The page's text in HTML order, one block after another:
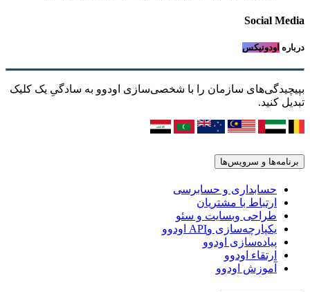
Social Media
درباره اودونیکس
بپیچیدگی‌های سازمان را با شخصی‌سازی اودوو به سادگیِ یک کلیک
تبدیل کنید.
برنامه‌ها و سرویس‌ها
حسابداری و حسابرسی
ارتباط با مشتریان
طراحی وبسایت و سئو
یکپارچه‌سازی وAPI اودوو
پیاده‌سازی اودوو
ارتقاء اودوو
آموزش اودوو